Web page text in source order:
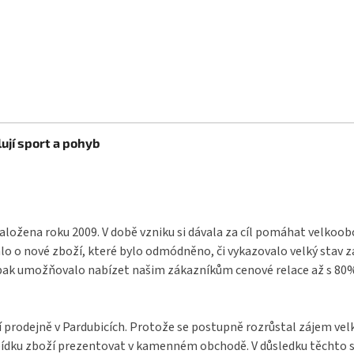
sport a pohyb
roku 2009. V době vzniku si dávala za cíl pomáhat
o nové zboží, které bylo odmódněno, či vykazovalo velký stav
umožňovalo nabízet našim zákazníkům cenové relace až s
v Pardubicích. Protože se postupně rozrůstal zájem
zboží prezentovat v kamenném obchodě. V důsledku